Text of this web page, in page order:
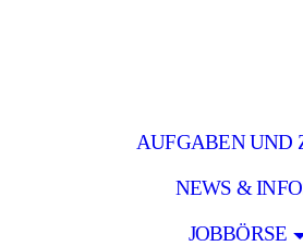
AUFGABEN UND
NEWS &
JOBBÖRSE